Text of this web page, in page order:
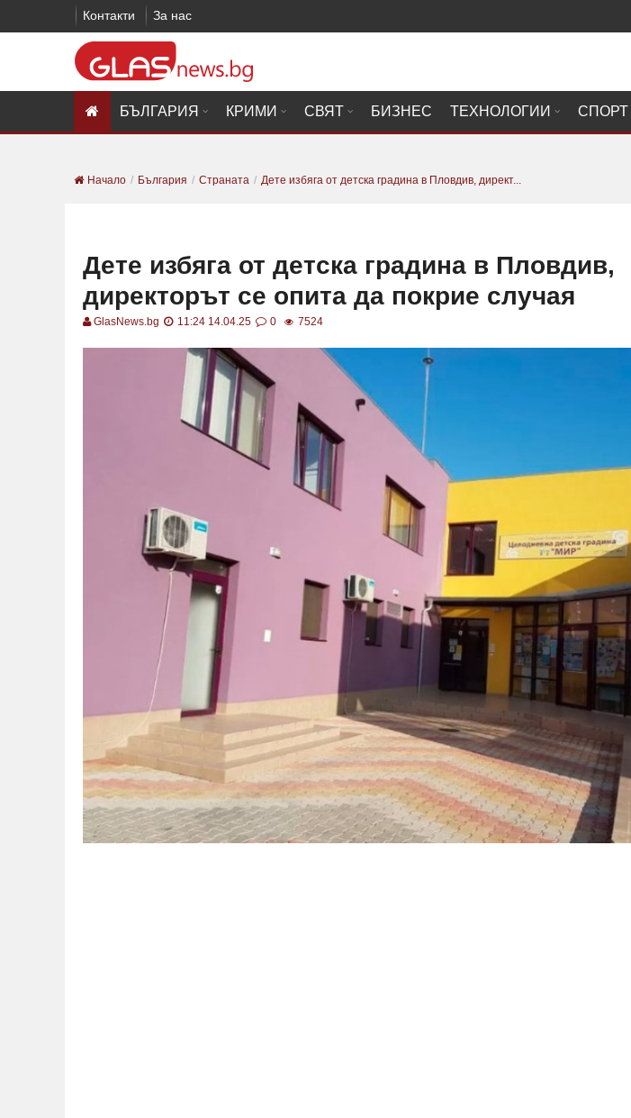
Контакти За нас
БЪЛГАРИЯ КРИМИ СВЯТ БИЗНЕС ТЕХНОЛОГИИ СПОРТ
Начало България Страната Дете избяга от детска градина в Пловдив, директ...
Дете избяга от детска градина в Пловдив,
директорът се опита да покрие случая
GlasNews.bg 11:24 14.04.25 0 7524